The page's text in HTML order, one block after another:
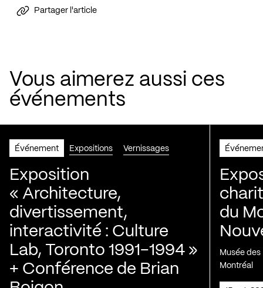
Partager l'article
Vous aimerez aussi ces
événements
Événement Expositions Vernissages
Exposition
« Architecture,
divertissement,
interactivité : Culture
Lab, Toronto 1991-1994 »
+ Conférence de Brian
du
Musée
Montréal